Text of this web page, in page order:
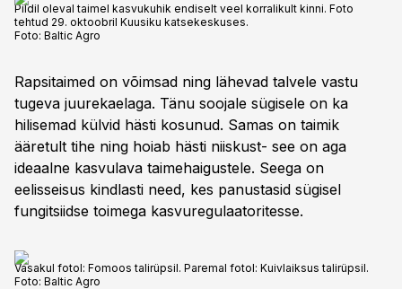
Pildil oleval taimel kasvukuhik endiselt veel korralikult kinni. Foto
tehtud 29. oktoobril Kuusiku katsekeskuses.
Foto: Baltic Agro
Rapsitaimed on võimsad ning lähevad talvele vastu
tugeva juurekaelaga. Tänu soojale sügisele on ka
hilisemad külvid hästi kosunud. Samas on taimik
ääretult tihe ning hoiab hästi niiskust- see on aga
ideaalne kasvulava taimehaigustele. Seega on
eelisseisus kindlasti need, kes panustasid sügisel
fungitsiidse toimega kasvuregulaatoritesse.
Vasakul fotol: Fomoos talirüpsil. Paremal fotol: Kuivlaiksus talirüpsil.
Foto: Baltic Agro